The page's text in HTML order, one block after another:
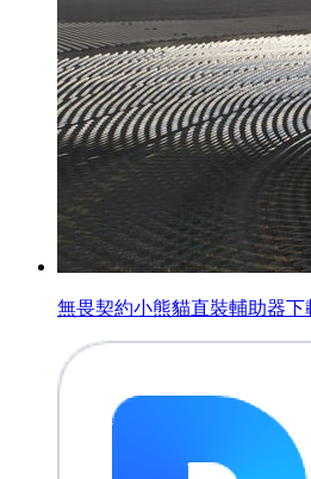
無畏契約小熊貓直裝輔助器下